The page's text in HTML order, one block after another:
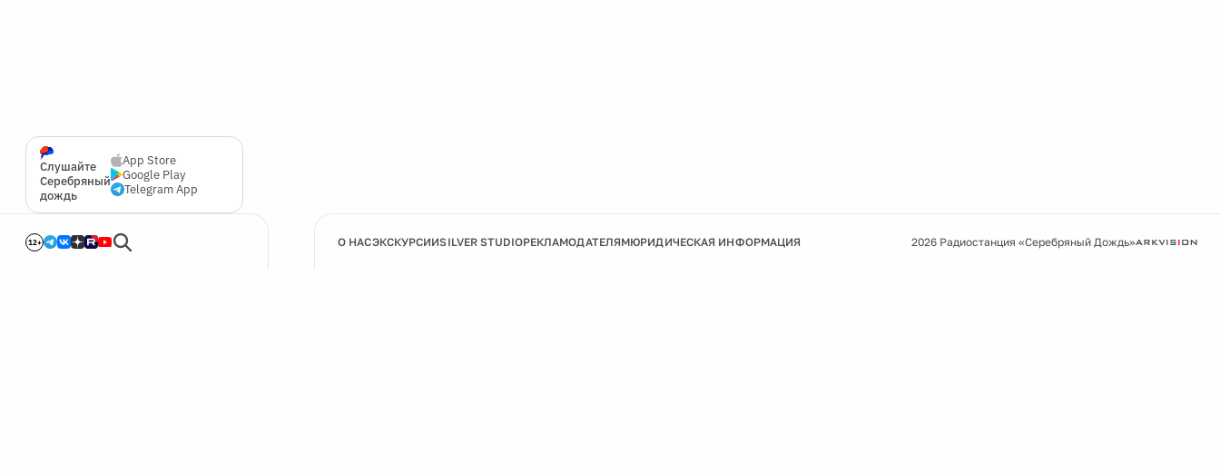
Слушайте
Серебряный
дождь
App Store
Google Play
Telegram App
12+ О НАСЭКСКУРСИИSILVER STUDIOРЕКЛАМОДАТЕЛЯМЮРИДИЧЕСКАЯ ИНФОРМАЦИЯ 2026 Радиостанция «Серебряный Дождь»